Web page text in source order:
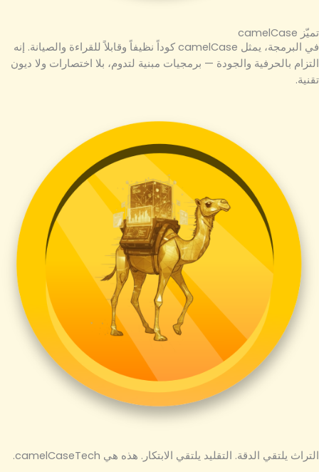
تميّز camelCase
في البرمجة، يمثل camelCase كوداً نظيفاً وقابلاً للقراءة والصيانة. إنه
التزام بالحرفية والجودة — برمجيات مبنية لتدوم، بلا اختصارات ولا ديون
تقنية.
التراث يلتقي الدقة. التقليد يلتقي الابتكار. هذه هي camelCaseTech.